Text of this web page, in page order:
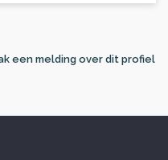
een melding over dit profiel